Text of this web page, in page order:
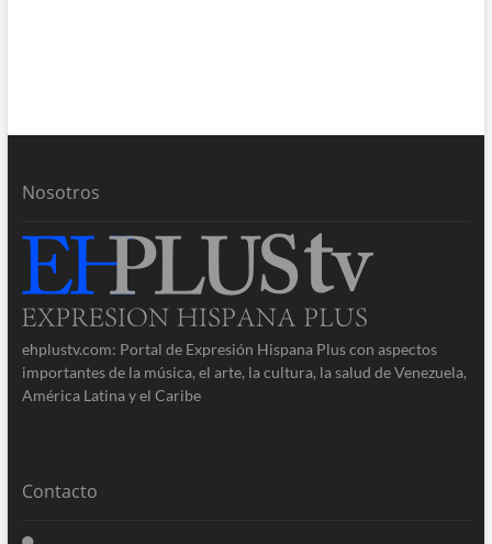
Nosotros
ehplustv.com: Portal de Expresión Hispana Plus con aspectos
importantes de la música, el arte, la cultura, la salud de Venezuela,
América Latina y el Caribe
Contacto